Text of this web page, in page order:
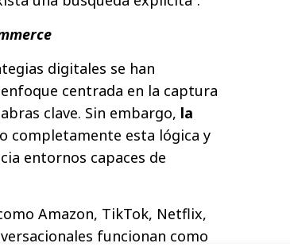
digitales se han
centrada en la captura
clave. Sin embargo, la
completamente esta lógica y
entornos capaces de
Amazon, TikTok, Netflix,
funcionan como